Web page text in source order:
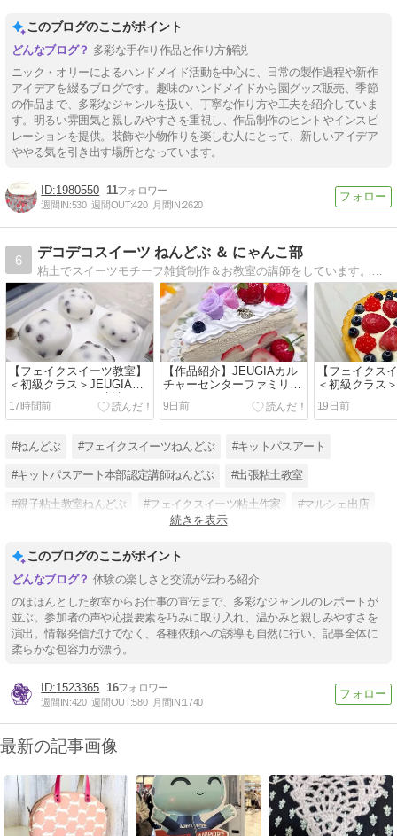
このブログのここがポイント
多彩な手作り作品と作り方解説
ニック・オリーによるハンドメイド活動を中心に、日常の製作過程や新作
アイデアを綴るブログです。趣味のハンドメイドから園グッズ販売、季節
の作品まで、多彩なジャンルを扱い、丁寧な作り方や工夫を紹介していま
す。明るい雰囲気と親しみやすさを重視し、作品制作のヒントやインスピ
レーションを提供。装飾や小物作りを楽しむ人にとって、新しいアイデア
ややる気を引き出す場所となっています。
1980550 11
週間IN:530 週間OUT:420 月間IN:2620
6
デコデコスイーツ ねんどぶ ＆ にゃんこ部
【フェイクスイーツ教室】
＜初級クラス＞JEUGIAカ
ルチャーセンター大津テラ
ス
17時間前
【作品紹介】JEUGIAカル
チャーセンターファミリー
カレッジ
9日前
【フェイクス
＜初級クラス
ルチャーセン
ス
19日前
#ねんどぶ #フェイクスイーツねんどぶ #キットパスアート
#キットパスアート本部認定講師ねんどぶ #出張粘土教室
#親子粘土教室ねんどぶ #フェイクスイーツ粘土作家 #マルシェ出店
#フェイクスイーツ
続きを表示
このブログのここがポイント
体験の楽しさと交流が伝わる紹介
のほほんとした教室からお仕事の宣伝まで、多彩なジャンルのレポートが
並ぶ。参加者の声や応援要素を巧みに取り入れ、温かみと親しみやすさを
演出。情報発信だけでなく、各種依頼への誘導も自然に行い、記事全体に
柔らかな包容力が漂う。
1523365 16
週間IN:420 週間OUT:580 月間IN:1740
最新の記事画像